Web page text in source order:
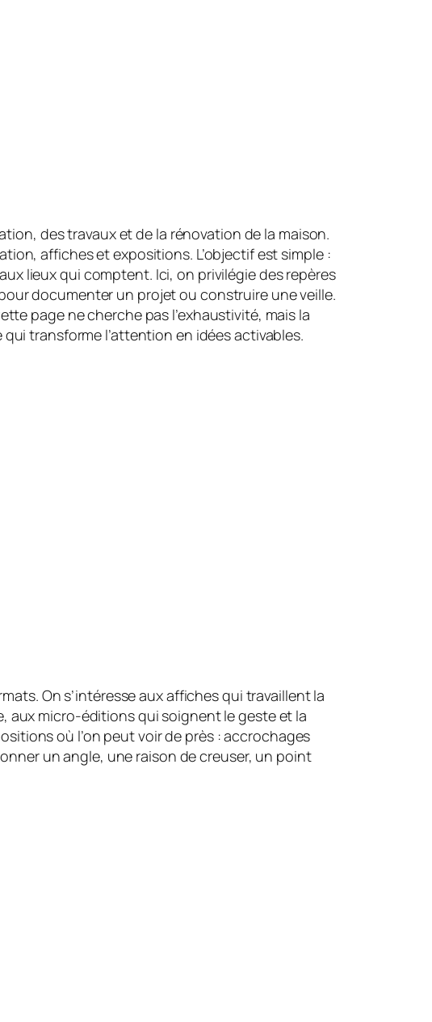
des travaux et de la rénovation de la maison.
affiches et expositions. L’objectif est simple :
lieux qui comptent. Ici, on privilégie des repères
documenter un projet ou construire une veille.
page ne cherche pas l’exhaustivité, mais la
transforme l’attention en idées activables.
On s’intéresse aux affiches qui travaillent la
aux micro-éditions qui soignent le geste et la
où l’on peut voir de près : accrochages
un angle, une raison de creuser, un point